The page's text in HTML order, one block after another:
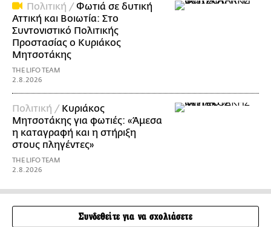
Πολιτική /Φωτιά σε δυτική
Αττική και Βοιωτία: Στο
Συντονιστικό Πολιτικής
Προστασίας ο Κυριάκος
Μητσοτάκης
THE LIFO TEAM
2.8.2026
Πολιτική / Κυριάκος
Μητσοτάκης για φωτιές: «Άμεσα
η καταγραφή και η στήριξη
στους πληγέντες»
THE LIFO TEAM
2.8.2026
Συνδεθείτε για να σχολιάσετε